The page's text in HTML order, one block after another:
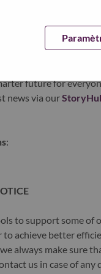
a more equitable,
Hong Kong stock
with
future for
news via our
:
to support some of
achieve better
always make sure
us in case of any